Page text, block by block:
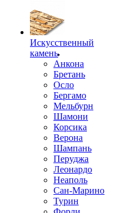
Искусственный
камень
Анкона
Бретань
Осло
Бергамо
Мельбурн
Шамони
Корсика
Верона
Шампань
Перуджа
Леонардо
Неаполь
Сан-Марино
Турин